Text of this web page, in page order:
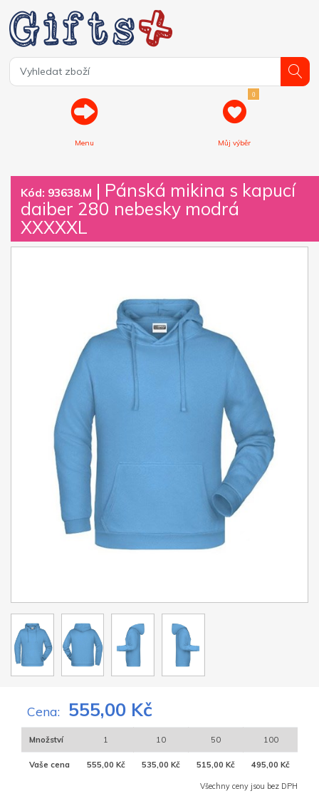
Menu
0
Můj výběr
Kód: 93638.M | Pánská mikina s kapucí
daiber 280 nebesky modrá
XXXXXL
Cena: 555,00 Kč
Množství 1 10 50 100
Vaše cena 555,00 Kč 535,00 Kč 515,00 Kč 495,00 Kč
Všechny ceny jsou bez DPH